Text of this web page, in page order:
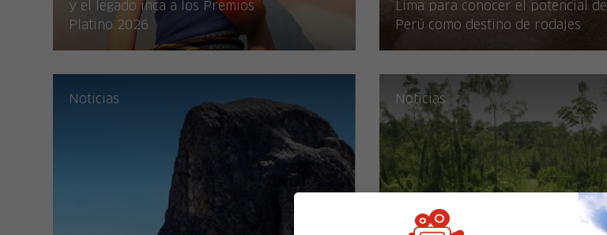
y el legado inca a los Premios
Platino 2026
Lima para conocer el potencial del
Perú como destino de rodajes
Noticias Noticias